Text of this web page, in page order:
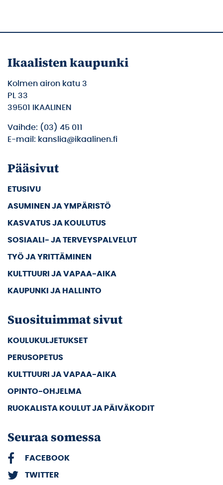
Ikaalisten kaupunki
Kolmen airon katu 3
PL 33
39501 IKAALINEN
Vaihde: (03) 45 011
E-mail: kanslia@ikaalinen.fi
Pääsivut
ETUSIVU
ASUMINEN JA YMPÄRISTÖ
KASVATUS JA KOULUTUS
SOSIAALI- JA TERVEYSPALVELUT
TYÖ JA YRITTÄMINEN
KULTTUURI JA VAPAA-AIKA
KAUPUNKI JA HALLINTO
Suosituimmat sivut
KOULUKULJETUKSET
PERUSOPETUS
KULTTUURI JA VAPAA-AIKA
OPINTO-OHJELMA
RUOKALISTA KOULUT JA PÄIVÄKODIT
Seuraa somessa
FACEBOOK
TWITTER